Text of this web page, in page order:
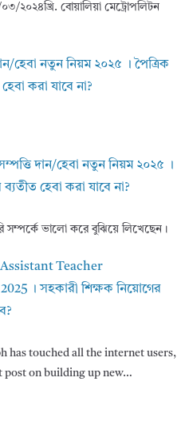
২০২৪খ্রি. বোয়ালিয়া মেট্রোপলিটন
হেবা নতুন নিয়ম ২০২৫ । পৈত্রিক
করা যাবে না?
দান/হেবা নতুন নিয়ম ২০২৫ ।
ব্যতীত হেবা করা যাবে না?
সম্পর্কে ভালো করে বুঝিয়ে লিখেছেন।
Teacher
। সহকারী শিক্ষক নিয়োগের
has touched all the internet users,
post on building up new…